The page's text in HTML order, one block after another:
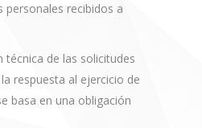
personales recibidos a
técnica de las solicitudes
respuesta al ejercicio de
basa en una obligación